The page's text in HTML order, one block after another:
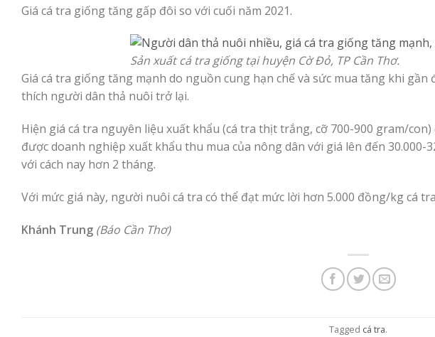
Giá cá tra giống tăng gấp đôi so với cuối năm 2021.
Sản xuất cá tra giống tại huyện Cờ Ðỏ, TP Cần Thơ.
Giá cá tra giống tăng mạnh do nguồn cung hạn chế và sức mua tăng khi
thích người dân thả nuôi trở lại.
Hiện giá cá tra nguyên liệu xuất khẩu (cá tra thịt trắng, cỡ 700-900 gram/
được doanh nghiệp xuất khẩu thu mua của nông dân với giá lên đến
với cách nay hơn 2 tháng.
Với mức giá này, người nuôi cá tra có thể đạt mức lời hơn 5.000 đồng/kg cá
Khánh Trung (Báo Cần Thơ)
Tagged cá tra.